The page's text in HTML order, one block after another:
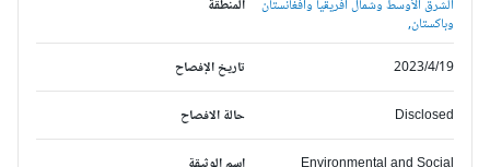
المنطقة
الشرق الأوسط وشمال أفريقيا وأفغانستان
وباكستان,
تاريخ الإفصاح
2023/4/19
حالة الافصاح Disclosed